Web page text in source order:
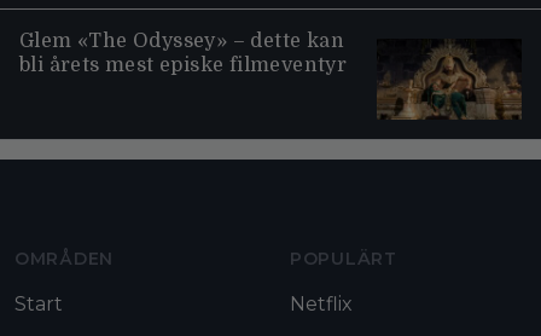
Glem «The Odyssey» – dette kan
bli årets mest episke filmeventyr
OMRÅDEN
Start
POPULÄRT
Netflix